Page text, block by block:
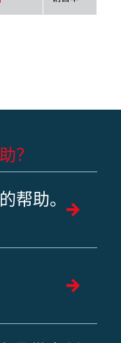
？
帮助。